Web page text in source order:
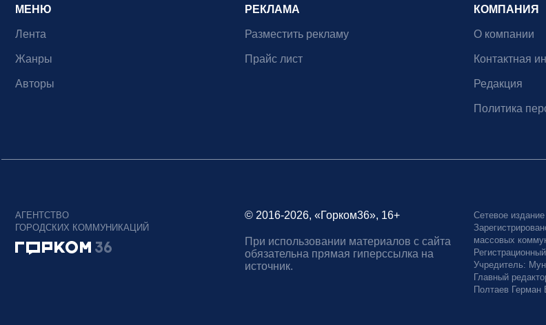
МЕНЮ
Лента
Жанры
Авторы
РЕКЛАМА
Разместить рекламу
Прайс лист
КОМПАНИЯ
О компании
Контактная
Редакция
Политика
АГЕНТСТВО
ГОРОДСКИХ КОММУНИКАЦИЙ
© 2016-2026, «Горком36», 16+
При использовании материалов с сайта
обязательна прямая гиперссылка на
источник.
Сетевое
массовых
Учредитель:
Главный
Полтаев Герман